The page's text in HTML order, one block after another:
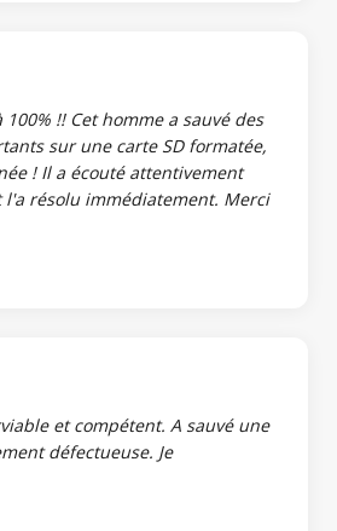
100% !! Cet homme a sauvé des
sur une carte SD formatée,
! Il a écouté attentivement
résolu immédiatement. Merci
et compétent. A sauvé une
défectueuse. Je